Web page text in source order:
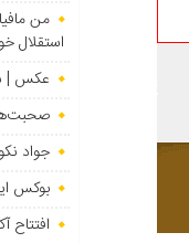
من
استقلال
عکس |
جواد
بوکس ایران پس از ۸۵